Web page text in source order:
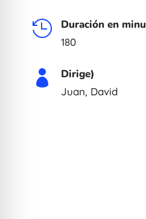
 Duración en
180
 Dirige)
Juan, David